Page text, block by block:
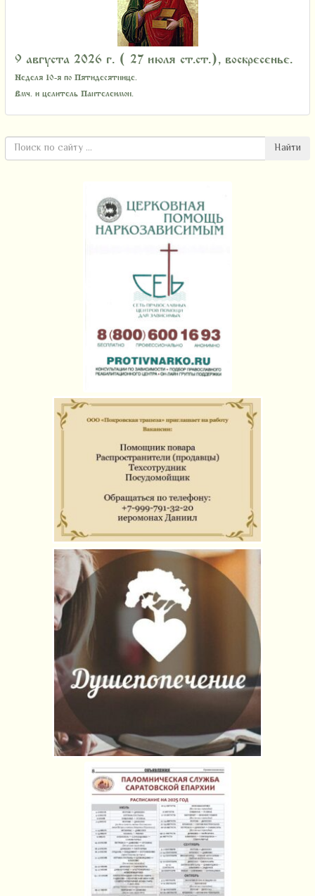
9 августа 2026 г. ( 27 июля ст.ст.), воскресенье.
Неделя 10-я по Пятидесятнице.
Вмч. и целитель Пантелеимон.
Найти